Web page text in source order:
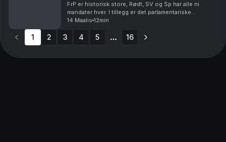
FrP er historisk store, Rødt, SV og Sp har alle ni
mandater hver. I tillegg er det parlamentariske
grunnlaget til de tradisjonelle styringspartiene
Arbeiderpartiet og Høyre, historisk svakt. Høyre og ...
14 Maalis 12min
1 2 3 4 5 16